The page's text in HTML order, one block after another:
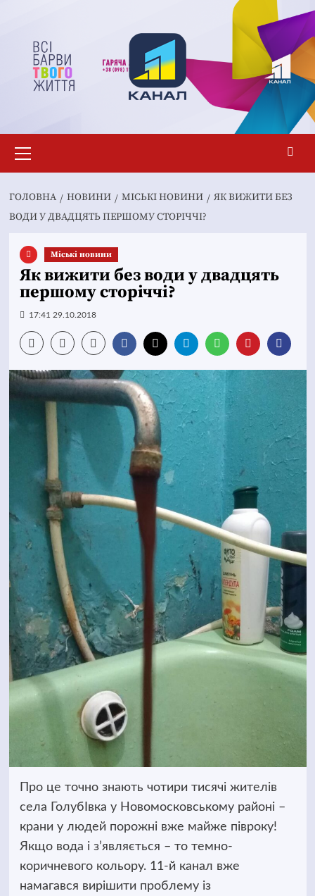
вмісту
меню
ГОЛОВНА НОВИНИ MІСЬКІ НОВИНИ
ЯК ВИЖИТИ БЕЗ
ВОДИ У ДВАДЦЯТЬ ПЕРШОМУ СТОРІЧЧІ?
Mіські новини
Як вижити без води у двадцять
першому сторіччі?
17:41 29.10.2018
Про це точно знають чотири тисячі жителів
села ГолубІвка у Новомосковському районі –
крани у людей порожні вже майже півроку!
Якщо вода і з’являється – то темно-
коричневого кольору. 11-й канал вже
намагався вирішити проблему із